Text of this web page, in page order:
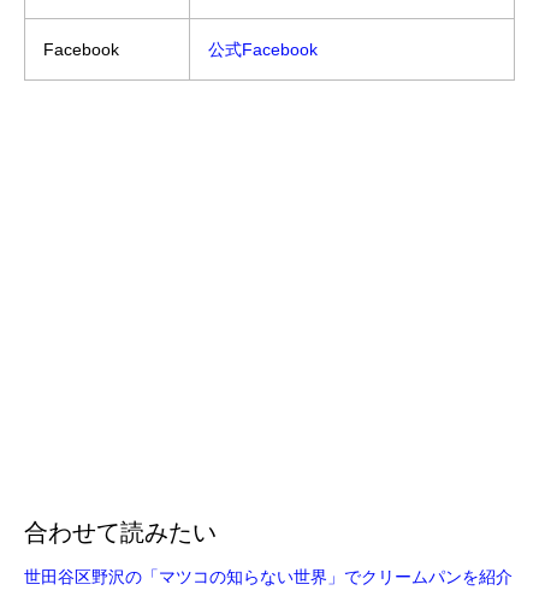
Facebook 公式Facebook
合わせて読みたい
世田谷区野沢の「マツコの知らない世界」でクリームパンを紹介